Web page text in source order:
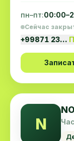
пн–пт:
Сейчас
+99871 23…
N